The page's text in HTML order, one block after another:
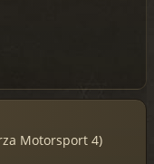
Motorsport 4)